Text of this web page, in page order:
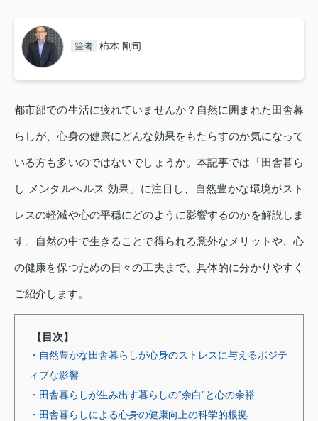
筆者 柿本 剛司
都市部での生活に疲れていませんか？自然に囲まれた田舎暮
らしが、心身の健康にどんな効果をもたらすのか気になって
いる方も多いのではないでしょうか。本記事では「田舎暮ら
し メンタルヘルス 効果」に注目し、自然豊かな環境がスト
レスの軽減や心の平穏にどのように影響するのかを解説しま
す。自然の中で生きることで得られる意外なメリットや、心
の健康を保つための日々の工夫まで、具体的に分かりやすく
ご紹介します。
【目次】
・自然豊かな田舎暮らしが心身のストレスに与えるポジテ
ィブな影響
・田舎暮らしが生み出す暮らしの“余白”と心の余裕
・田舎暮らしによる心身の健康向上の科学的根拠